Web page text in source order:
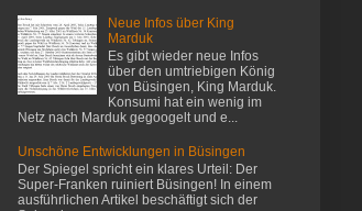
Neue Infos über King
Marduk
Es gibt wieder neue Infos
über den umtriebigen König
von Büsingen, King Marduk.
Konsumi hat ein wenig im
Netz nach Marduk gegoogelt und e...
Unschöne Entwicklungen in Büsingen
Der Spiegel spricht ein klares Urteil: Der
Super-Franken ruiniert Büsingen! In einem
ausführlichen Artikel beschäftigt sich der